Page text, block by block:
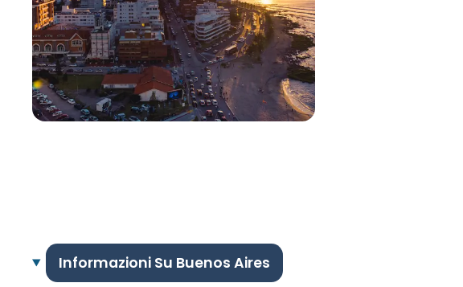
Informazioni Su Buenos Aires